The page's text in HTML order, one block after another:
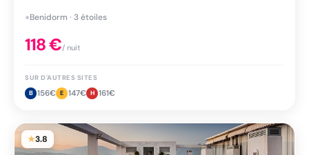
●Benidorm · 3 étoiles
118€/ nuit
SUR D'AUTRES SITES
B 156€ E 147€ H 161€
★3.8